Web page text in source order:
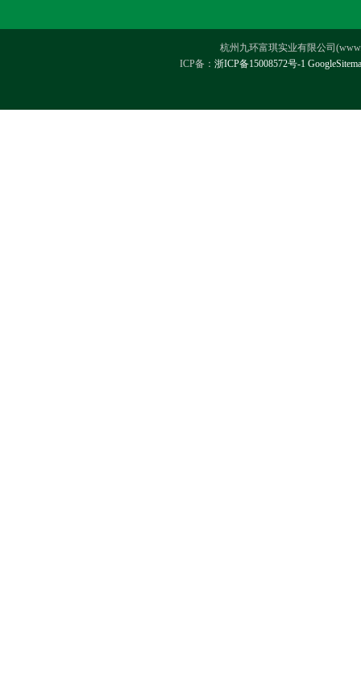
杭州九环富琪实业有限公司
ICP备： 浙ICP备15008572号-1